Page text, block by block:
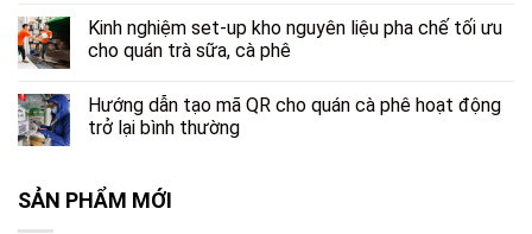
Kinh nghiệm set-up kho nguyên liệu pha chế tối ưu
cho quán trà sữa, cà phê
Hướng dẫn tạo mã QR cho quán cà phê hoạt động
trở lại bình thường
SẢN PHẨM MỚI